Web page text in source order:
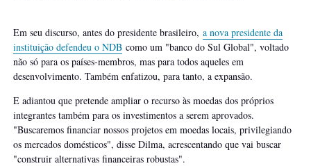
Em seu discurso, antes do presidente brasileiro, a nova presidente da
instituição defendeu o NDB como um "banco do Sul Global", voltado
não só para os países-membros, mas para todos aqueles em
desenvolvimento. Também enfatizou, para tanto, a expansão.
E adiantou que pretende ampliar o recurso às moedas dos próprios
integrantes também para os investimentos a serem aprovados.
"Buscaremos financiar nossos projetos em moedas locais, privilegiando
os mercados domésticos", disse Dilma, acrescentando que vai buscar
"construir alternativas financeiras robustas".